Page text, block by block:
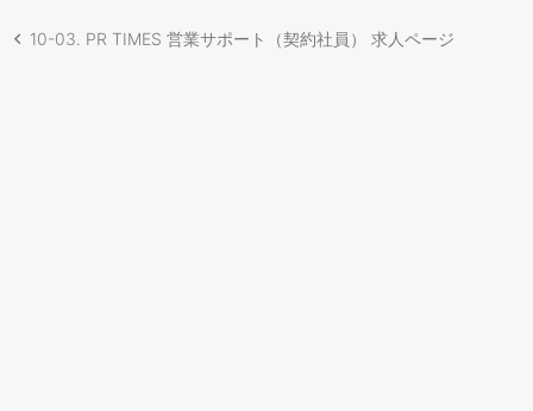
10-03. PR TIMES 営業サポート（契約社員） 求人ページ